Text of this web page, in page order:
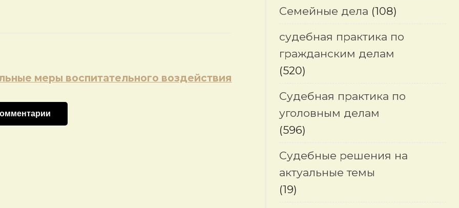
меры воспитательного воздействия
Семейные дела (108)
судебная практика по
гражданским делам
(520)
Судебная практика по
уголовным делам
(596)
Судебные решения на
актуальные темы
(19)